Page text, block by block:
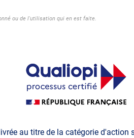
ou de l'utilisation qui en est faite.
au titre de la catégorie d'action